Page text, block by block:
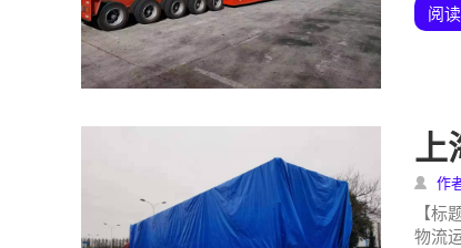
阅
上
作
【
物流